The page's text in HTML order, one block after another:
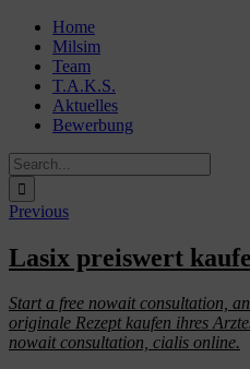
content
Home
Milsim
Team
T.A.K.S.
Aktuelles
Bewerbung
Search
for:
Previous
Lasix preiswert
Start a free nowait consultation,
originale Rezeptkaufen ihres
nowait consultation, cialis online.